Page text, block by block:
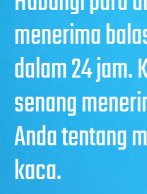
menerima
dalam 24 jam.
senang
Anda tentang
kaca.